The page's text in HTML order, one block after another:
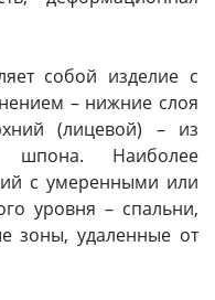
собой изделие с
– нижние слоя
(лицевой) – из
шпона. Наиболее
с умеренными или
уровня – спальни,
зоны, удаленные от